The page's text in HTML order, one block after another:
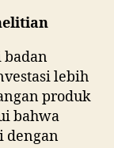
badan
lebih
produk
bahwa
dengan